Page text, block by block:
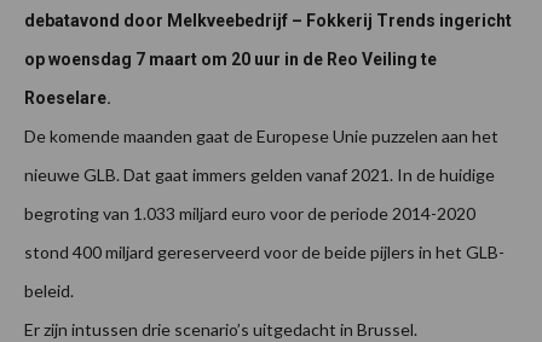
debatavond door Melkveebedrijf – Fokkerij Trends ingericht
op woensdag 7 maart om 20 uur in de Reo Veiling te
Roeselare.
De komende maanden gaat de Europese Unie puzzelen aan het
nieuwe GLB. Dat gaat immers gelden vanaf 2021. In de huidige
begroting van 1.033 miljard euro voor de periode 2014-2020
stond 400 miljard gereserveerd voor de beide pijlers in het GLB-
beleid.
Er zijn intussen drie scenario’s uitgedacht in Brussel.